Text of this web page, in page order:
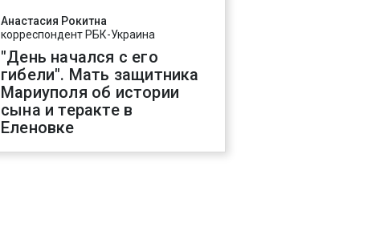
Анастасия Рокитна
корреспондент РБК-Украина
"День начался с его
гибели". Мать защитника
Мариуполя об истории
сына и теракте в
Еленовке